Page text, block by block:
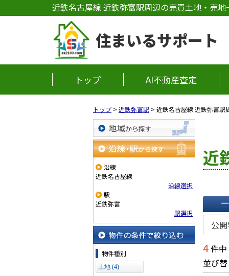
近鉄名古屋線 近鉄弥富駅周辺の売買土地・売
住まいるサポート
トップ AI不動産査定
トップ > 近鉄弥富駅 > 近鉄名古屋線 近鉄弥富駅
地域から探す
沿線・駅から探す
沿線
近鉄名古屋線
沿線選択
駅
近鉄弥富
駅選択
物件の条件で絞り込む
物件種別
土地 (4)
近
一覧
公
4件
並び